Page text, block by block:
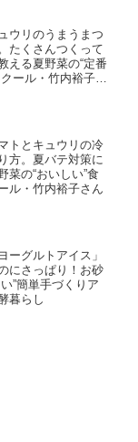
ウリのうまうまつ
たくさんつくって
える夏野菜の“定番
ール・竹内裕子さ
トとキュウリの冷
方。夏バテ対策に
菜の“おいしい”食
ル・竹内裕子さん
ーグルトアイス」
にさっぱり！お砂
”簡単手づくりア
暮らし